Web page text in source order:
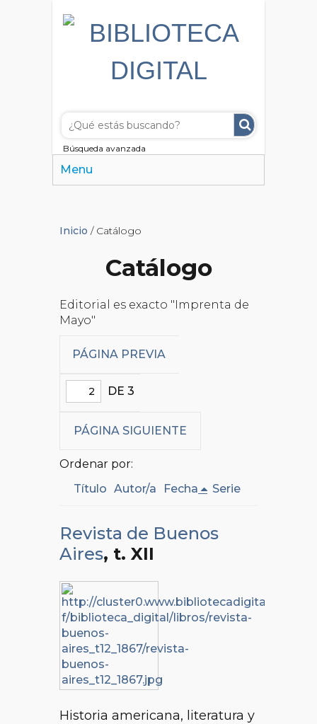
Búsqueda avanzada
Menu
Inicio / Catálogo
Catálogo
Editorial es exacto "Imprenta de
Mayo"
PÁGINA PREVIA
DE 3
PÁGINA SIGUIENTE
Ordenar por:
Título Autor/a Fecha Serie
Revista de Buenos
Aires, t. XII
Historia americana, literatura y